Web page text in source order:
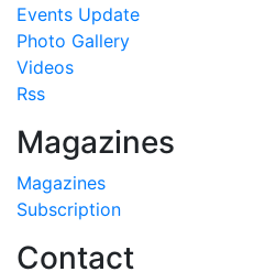
Events Update
Photo Gallery
Videos
Rss
Magazines
Magazines
Subscription
Contact